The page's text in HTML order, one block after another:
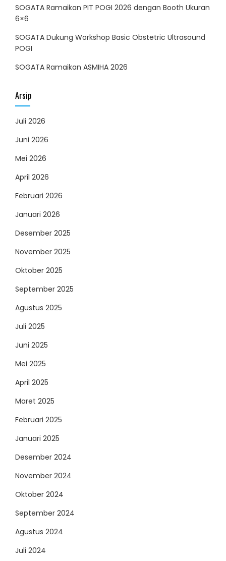
SOGATA Ramaikan PIT POGI 2026 dengan Booth Ukuran
6×6
SOGATA Dukung Workshop Basic Obstetric Ultrasound
POGI
SOGATA Ramaikan ASMIHA 2026
Arsip
Juli 2026
Juni 2026
Mei 2026
April 2026
Februari 2026
Januari 2026
Desember 2025
November 2025
Oktober 2025
September 2025
Agustus 2025
Juli 2025
Juni 2025
Mei 2025
April 2025
Maret 2025
Februari 2025
Januari 2025
Desember 2024
November 2024
Oktober 2024
September 2024
Agustus 2024
Juli 2024